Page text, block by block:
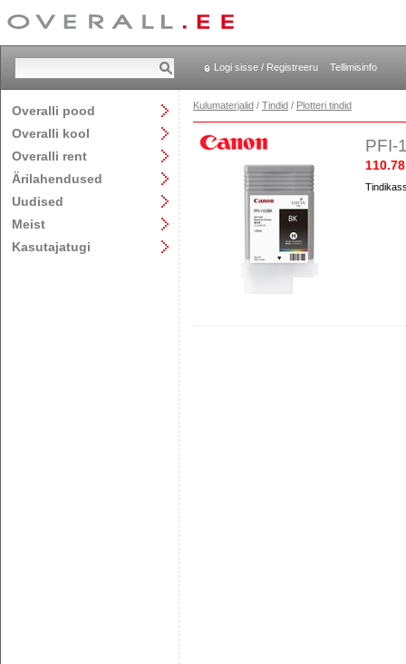
Logi sisse / Registreeru Tellimisinfo
Overalli pood
Overalli kool
Overalli rent
Ärilahendused
Uudised
Meist
Kasutajatugi
Kulumaterjalid / Tindid / Plotteri tindid
PFI-